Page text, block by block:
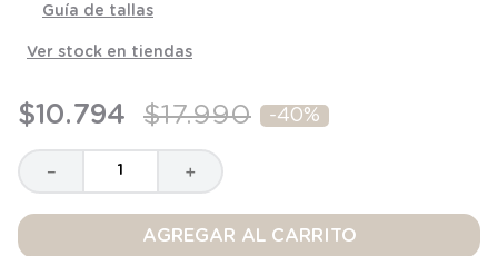
Guía de tallas
Ver stock en tiendas
$10.794 $17.990 -40%
＋
－
AGREGAR AL CARRITO